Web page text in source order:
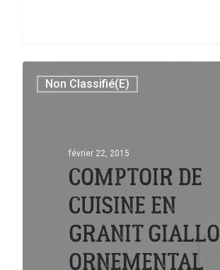
Non Classifié(e)
février 22, 2015
COMPTOIR DE
CUISINE EN
GRANIT GIALLO
ORNEMENTAL